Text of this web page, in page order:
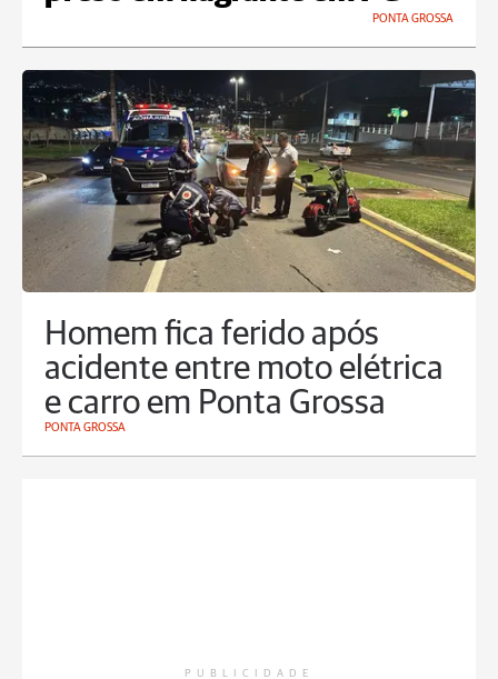
PONTA GROSSA
Homem fica ferido após
acidente entre moto elétrica
e carro em Ponta Grossa
PONTA GROSSA
PUBLICIDADE